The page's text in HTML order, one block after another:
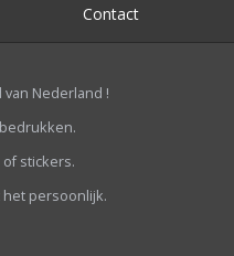
Contact
van Nederland !
of stickers.
het persoonlijk.